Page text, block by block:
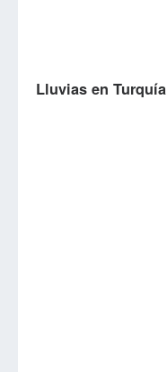
Lluvias en Turquía